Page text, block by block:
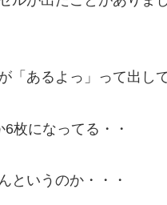
「あるよっ」って出して
枚になってる・・
というのか・・・